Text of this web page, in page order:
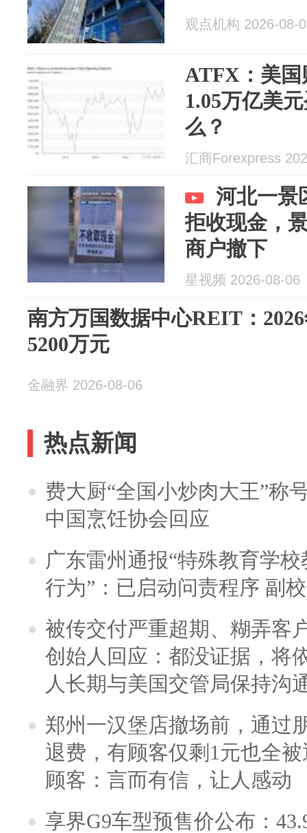
观点机构 2026-08-
ATFX：美
1.05万亿美
么？
汇商Forexpress
河北一景
拒收现金，
商户撤下
星视频 2026-08-06
南方万国数据中心REIT：
5200万元
金融界 2026-08-06
热点新闻
费大厨“全国小炒肉大王”称
中国烹饪协会回应
广东雷州通报“特殊教育学
行为”：已启动问责程序 副
被传交付严重超期、糊弄客
创始人回应：都没证据，将
人长期与美国交管局保持沟
郑州一汉堡店撤场前，通过
退费，有顾客仅剩1元也全
顾客：言而有信，让人感动
享界G9车型预售价公布：